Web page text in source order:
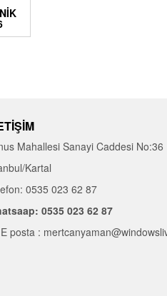
Mahallesi Sanayi Caddesi No:36
Kartal
0535 023 62 87
0535 023 62 87
E posta :